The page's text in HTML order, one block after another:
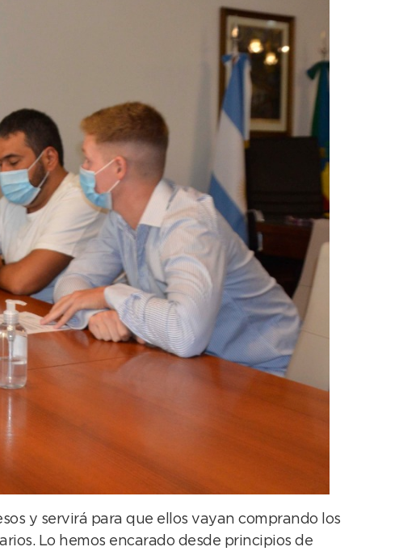
y servirá para que ellos vayan comprando los
Lo hemos encarado desde principios de